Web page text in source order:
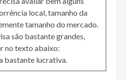
local, tamanho da
tamanho do mercado.
são bastante grandes,
no texto abaixo:
bastante lucrativa.